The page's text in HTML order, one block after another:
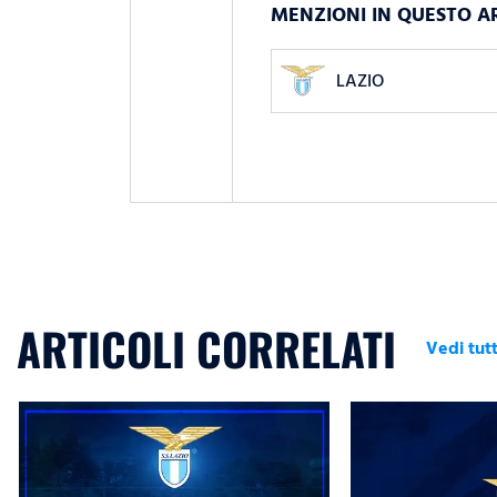
MENZIONI IN QUESTO
LAZIO
ARTICOLI CORRELATI Vedi